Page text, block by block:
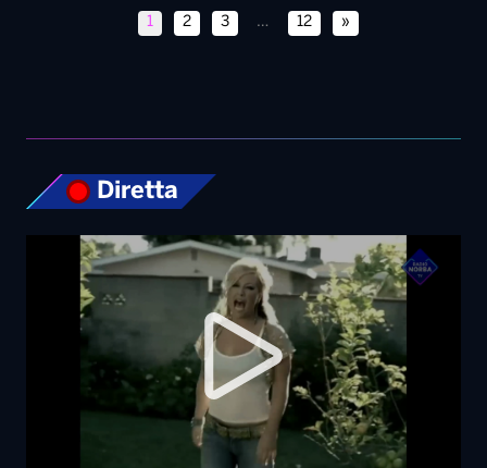
1 2 3 … 12 »
Diretta